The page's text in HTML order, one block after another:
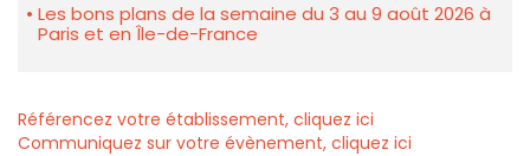
Les bons plans de la semaine du 3 au 9 août 2026 à
Paris et en Île-de-France
Référencez votre établissement, cliquez ici
Communiquez sur votre évènement, cliquez ici